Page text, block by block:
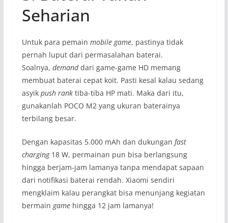
Seharian
Untuk para pemain mobile game, pastinya tidak
pernah luput dari permasalahan baterai.
Soalnya, demanddari game-game HD memang
membuat baterai cepat koit. Pasti kesal kalau sedang
asyik push rank tiba-tiba HP mati. Maka dari itu,
gunakanlah POCO M2 yang ukuran baterainya
terbilang besar.
Dengan kapasitas 5.000 mAh dan dukungan fast
charging 18 W, permainan pun bisa berlangsung
hingga berjam-jam lamanya tanpa mendapat sapaan
dari notifikasi baterai rendah. Xiaomi sendiri
mengklaim kalau perangkat bisa menunjang kegiatan
bermain gamehingga 12 jam lamanya!